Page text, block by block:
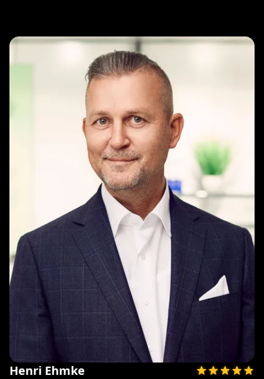
Henri Ehmke